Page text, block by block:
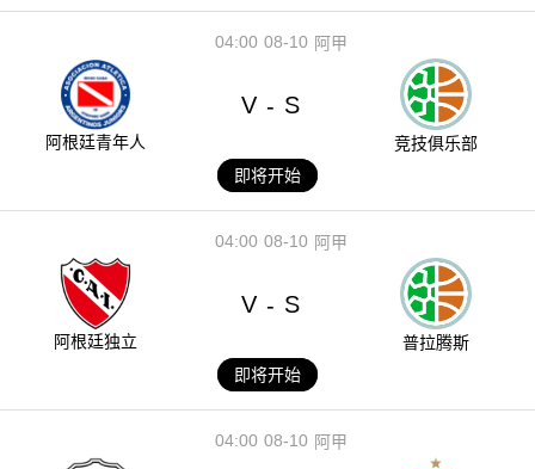
08-10
04:00 阿甲
阿根廷青年人
V - S
竞技俱乐部
即将开始
08-10
04:00 阿甲
阿根廷独立
V - S
普拉腾斯
即将开始
08-10
04:00 阿甲